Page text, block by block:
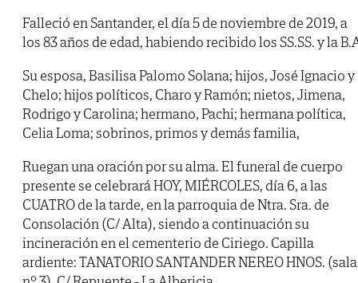
Falleció en Santander, el día 5 de noviembre de 2019, a
los 83 años de edad, habiendo recibido los SS.SS. y la
Su esposa, Basilisa Palomo Solana; hijos, José Ignacio y
Chelo; hijos políticos, Charo y Ramón; nietos, Jimena,
Rodrigo y Carolina; hermano, Pachi; hermana política,
Celia Loma; sobrinos, primos y demás familia,
Ruegan una oración por su alma. El funeral de cuerpo
presente se celebrará HOY, MIÉRCOLES, día 6, a las
CUATRO de la tarde, en la parroquia de Ntra. Sra. de
Consolación (C/ Alta), siendo a continuación su
incineración en el cementerio de Ciriego. Capilla
ardiente: TANATORIO SANTANDER NEREO HNOS. (sala